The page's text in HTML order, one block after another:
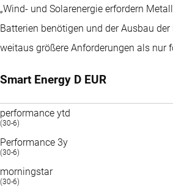
„Wind- und Solarenergie erfordern
Batterien benötigen und der Ausbau
weitaus größere Anforderungen als nur
Smart Energy D EUR
performance ytd
(30-6)
Performance 3y
(30-6)
morningstar
(30-6)